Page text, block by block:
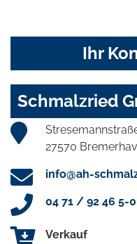
Ihr
Schmalzried
27570
info@ah-
04 71 / 92 46 5-0
Verkauf